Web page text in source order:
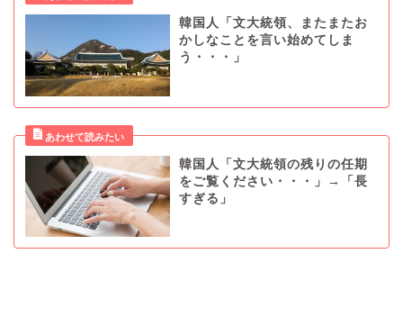
韓国人「文大統領、またまたお
かしなことを言い始めてしま
う・・・」
韓国人「文大統領の残りの任期
をご覧ください・・・」→「長
すぎる」